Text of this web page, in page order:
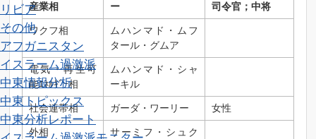
リビア
その他
アフガニスタン
イスラーム過激派
中東情報分析
中東トピックス
中東分析レポート
産業相
ー
司令官；中将
ワクフ相
ムハンマド・ムフ
タール・グムア
電気・再生可
能ｴﾈﾙｷﾞｰ相
ムハンマド・シャ
ーキル
社会連帯相 ガーダ・ワーリー 女性
外相
サーミフ・シュク